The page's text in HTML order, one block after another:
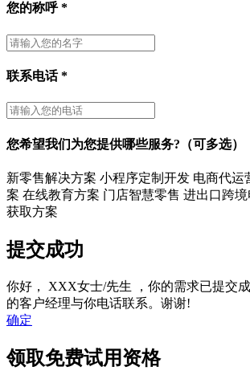
您的称呼*
联系电话*
您希望我们为您提供哪些服务?（可多选）
新零售解决方案 小程序定制开发 电商代运
案 在线教育方案 门店智慧零售 进出口跨
获取方案
提交成功
你好， XXX女士/先生
，你的需求已提交
的客户经理与你电话联系。谢谢!
确定
领取免费试用资格